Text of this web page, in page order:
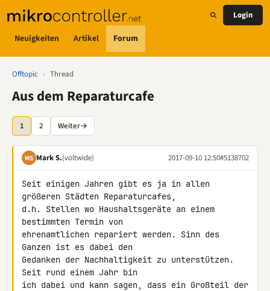
Neuigkeiten Artikel Forum
Login
Offtopic › Thread
Aus dem Reparaturcafe
1 2 Weiter→
MS Mark S.(voltwide) 2017-09-10 12:50#5138702
Seit einigen Jahren gibt es ja in allen
größeren Städten Reparaturcafes,
d.h. Stellen wo Haushaltsgeräte an einem
bestimmten Termin von
ehrenamtlichen repariert werden. Sinn des
Ganzen ist es dabei den
Gedanken der Nachhaltigkeit zu unterstützen.
Seit rund einem Jahr bin
ich dabei und kann sagen, dass ein Großteil der